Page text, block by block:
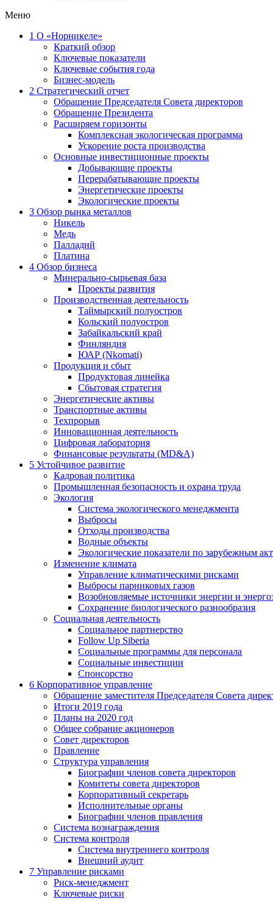
Меню
1 О «Норникеле»
Краткий обзор
Ключевые показатели
Ключевые события года
Бизнес-модель
2 Стратегический отчет
Обращение Председателя Совета директоров
Обращение Президента
Расширяем горизонты
Комплексная экологическая программа
Ускорение роста производства
Основные инвестиционные проекты
Добывающие проекты
Перерабатывающие проекты
Энергетические проекты
Экологические проекты
3 Обзор рынка металлов
Никель
Медь
Палладий
Платина
4 Обзор бизнеса
Минерально-сырьевая база
Проекты развития
Производственная деятельность
Таймырский полуостров
Кольский полуостров
Забайкальский край
Финляндия
ЮАР (Nkomati)
Продукция и сбыт
Продуктовая линейка
Сбытовая стратегия
Энергетические активы
Транспортные активы
Техпрорыв
Инновационная деятельность
Цифровая лаборатория
Финансовые результаты (MD&A)
5 Устойчивое развитие
Кадровая политика
Промышленная безопасность и охрана труда
Экология
Система экологического менеджмента
Выбросы
Отходы производства
Водные объекты
Экологические показатели по зарубежным
Изменение климата
Управление климатическими рисками
Выбросы парниковых газов
Возобновляемые источники энергии и
Сохранение биологического разнообразия
Социальная деятельность
Социальное партнерство
Follow Up Siberia
Социальные программы для персонала
Социальные инвестиции
Спонсорство
6 Корпоративное управление
Обращение заместителя Председателя Совета
Итоги 2019 года
Планы на 2020 год
Общее собрание акционеров
Совет директоров
Правление
Структура управления
Биографии членов совета директоров
Комитеты совета директоров
Корпоративный секретарь
Исполнительные органы
Биографии членов правления
Система вознаграждения
Система контроля
Система внутреннего контроля
Внешний аудит
7 Управление рисками
Риск-менеджмент
Ключевые риски